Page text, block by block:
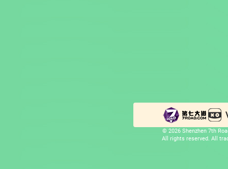
© 2026 Shenzhen 7th
All rights reserved. All